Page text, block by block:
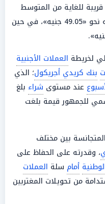
للغاية من المتوسط
لديه نحو «49.05 جنيه»، في حين
لخريطة العملات الأجنبية
بنك كريدي أجريكول؛ الذي
عند مستوى شراء بلغ
للجمهور قيمة بلغت
بين مختلف
، وقدرته على الحفاظ على
أمام سلة العملات
من تحويلات المغتربين